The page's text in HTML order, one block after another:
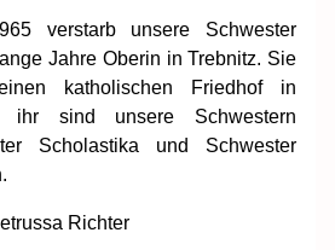
verstarb unsere Schwester
Jahre Oberin in Trebnitz. Sie
katholischen Friedhof in
ihr sind unsere Schwestern
Scholastika und Schwester
Richter